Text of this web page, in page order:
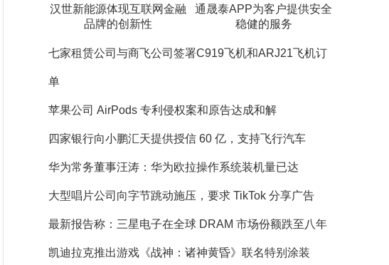
汉世新能源体现互联网金融
品牌的创新性
通晟泰APP为客户提供安全
稳健的服务
七家租赁公司与商飞公司签署C919飞机和ARJ21飞机订
单
苹果公司 AirPods 专利侵权案和原告达成和解
四家银行向小鹏汇天提供授信 60 亿，支持飞行汽车
华为常务董事汪涛：华为欧拉操作系统装机量已达
大型唱片公司向字节跳动施压，要求 TikTok 分享广告
最新报告称：三星电子在全球 DRAM 市场份额跌至八年
凯迪拉克推出游戏《战神：诸神黄昏》联名特别涂装